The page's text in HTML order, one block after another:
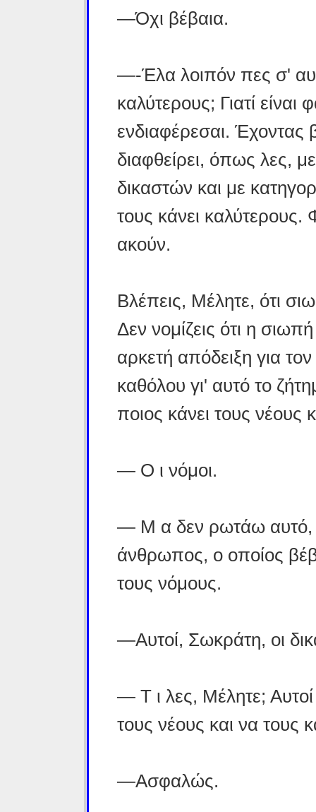
—Όχι βέβαια.
—-Έλα λοιπόν πες σ'
καλύτερους; Γιατί είναι
ενδιαφέρεσαι. Έχοντας
διαφθείρει, όπως λες,
δικαστών και με
τους κάνει
ακούν.
Βλέπεις, Μέλητε, ότι
Δεν νομίζεις ότι η
αρκετή απόδειξη για
καθόλου γι' αυτό το
ποιος κάνει τους νέους
— Ο ι νόμοι.
— Μ α δεν ρωτάω αυτό,
άνθρωπος, ο οποίος
τους νόμους.
—Αυτοί, Σωκράτη, οι
— Τ ι λες, Μέλητε;
τους νέους και να τους
—Ασφαλώς.